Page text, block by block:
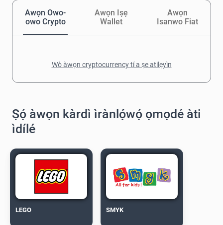
Awọn Owo-
owo Crypto
Awọn Iṣẹ
Wallet
Awọn
Isanwo Fiat
Wò àwọn cryptocurrency tí a ṣe atilẹyìn
Ṣọ́ àwọn kàrdì ìrànlọ́wọ́ ọmọdé àti
ìdílé
LEGO SMYK